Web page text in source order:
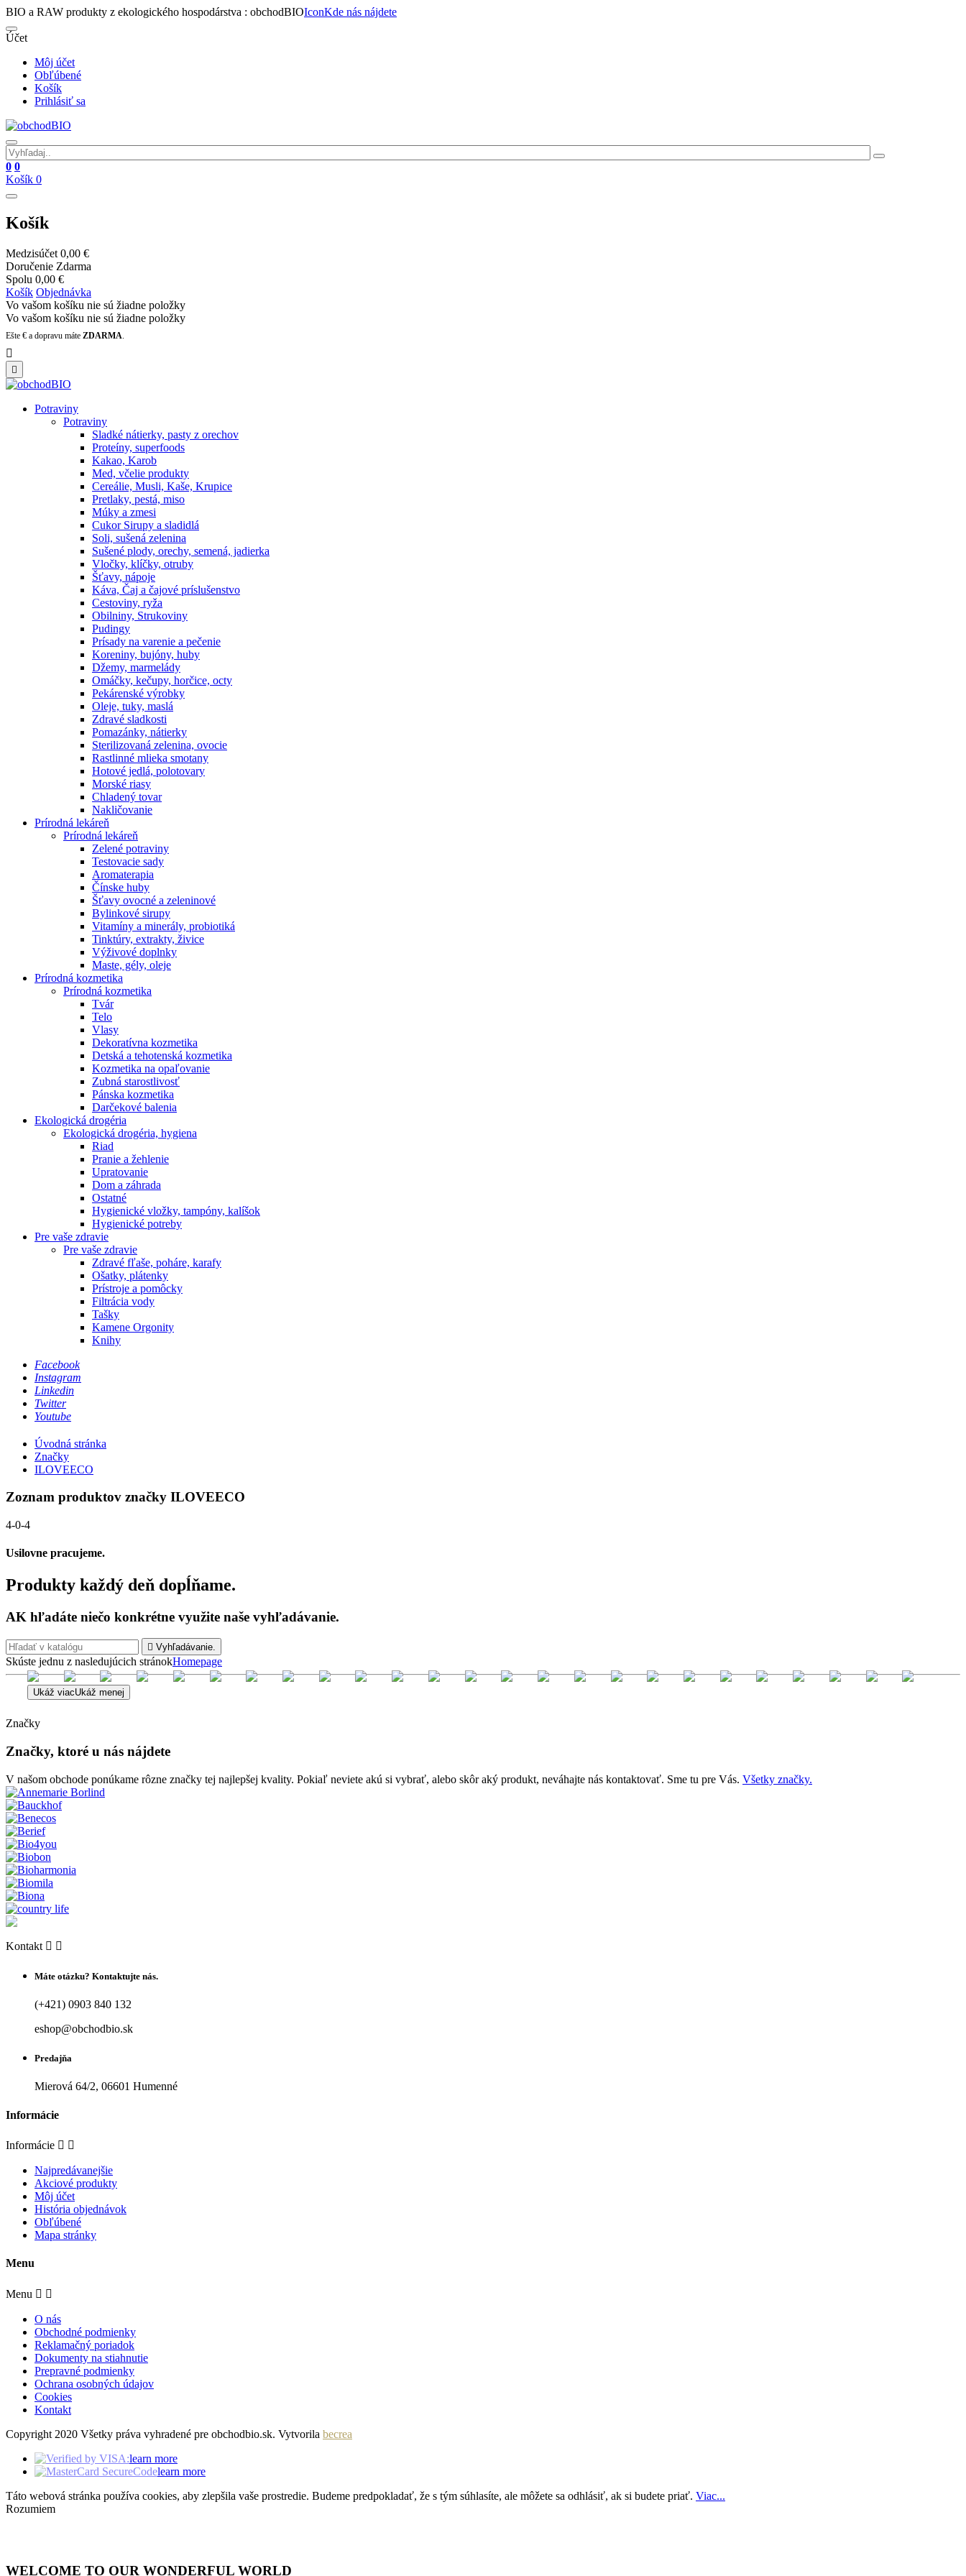
BIO a RAW produkty z ekologického hospodárstva : obchodBIOIconKde nás nájdete
Účet
Môj účet
Obľúbené
Košík
Prihlásiť sa
0 0
Košík 0
Košík
Medzisúčet 0,00 €
Doručenie Zdarma
Spolu 0,00 €
Košík Objednávka
Vo vašom košíku nie sú žiadne položky
Vo vašom košíku nie sú žiadne položky
Ešte € a dopravu máte ZDARMA.


Potraviny
Potraviny
Sladké nátierky, pasty z orechov
Proteíny, superfoods
Kakao, Karob
Med, včelie produkty
Cereálie, Musli, Kaše, Krupice
Pretlaky, pestá, miso
Múky a zmesi
Cukor Sirupy a sladidlá
Soli, sušená zelenina
Sušené plody, orechy, semená, jadierka
Vločky, klíčky, otruby
Šťavy, nápoje
Káva, Čaj a čajové príslušenstvo
Cestoviny, ryža
Obilniny, Strukoviny
Pudingy
Prísady na varenie a pečenie
Koreniny, bujóny, huby
Džemy, marmelády
Omáčky, kečupy, horčice, octy
Pekárenské výrobky
Oleje, tuky, maslá
Zdravé sladkosti
Pomazánky, nátierky
Sterilizovaná zelenina, ovocie
Rastlinné mlieka smotany
Hotové jedlá, polotovary
Morské riasy
Chladený tovar
Nakličovanie
Prírodná lekáreň
Prírodná lekáreň
Zelené potraviny
Testovacie sady
Aromaterapia
Čínske huby
Šťavy ovocné a zeleninové
Bylinkové sirupy
Vitamíny a minerály, probiotiká
Tinktúry, extrakty, živice
Výživové doplnky
Maste, gély, oleje
Prírodná kozmetika
Prírodná kozmetika
Tvár
Telo
Vlasy
Dekoratívna kozmetika
Detská a tehotenská kozmetika
Kozmetika na opaľovanie
Zubná starostlivosť
Pánska kozmetika
Darčekové balenia
Ekologická drogéria
Ekologická drogéria, hygiena
Riad
Pranie a žehlenie
Upratovanie
Dom a záhrada
Ostatné
Hygienické vložky, tampóny, kalíšok
Hygienické potreby
Pre vaše zdravie
Pre vaše zdravie
Zdravé fľaše, poháre, karafy
Ošatky, plátenky
Prístroje a pomôcky
Filtrácia vody
Tašky
Kamene Orgonity
Knihy
Facebook
Instagram
Linkedin
Twitter
Youtube
Úvodná stránka
Značky
ILOVEECO
Zoznam produktov značky ILOVEECO
4-0-4
Usilovne pracujeme.
Produkty každý deň dopĺňame.
AK hľadáte niečo konkrétne využite naše vyhľadávanie.
 Vyhľadávanie.
Skúste jednu z nasledujúcich stránokHomepage
Ukáž viacUkáž menej
Značky
Značky, ktoré u nás nájdete
V našom obchode ponúkame rôzne značky tej najlepšej kvality. Pokiaľ neviete akú si vybrať, alebo skôr aký produkt, neváhajte nás kontaktovať. Sme tu pre Vás. Všetky značky.
Kontakt  
Máte otázku? Kontaktujte nás.
(+421) 0903 840 132
eshop@obchodbio.sk
Predajňa
Mierová 64/2, 06601 Humenné
Informácie
Informácie  
Najpredávanejšie
Akciové produkty
Môj účet
História objednávok
Obľúbené
Mapa stránky
Menu
Menu  
O nás
Obchodné podmienky
Reklamačný poriadok
Dokumenty na stiahnutie
Prepravné podmienky
Ochrana osobných údajov
Cookies
Kontakt
Copyright 2020 Všetky práva vyhradené pre obchodbio.sk. Vytvorila becrea
learn more
learn more
Táto webová stránka používa cookies, aby zlepšila vaše prostredie. Budeme predpokladať, že s tým súhlasíte, ale môžete sa odhlásiť, ak si budete priať. Viac...
Rozumiem
WELCOME TO OUR WONDERFUL WORLD